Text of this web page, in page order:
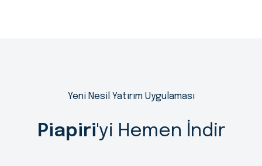
Yeni Nesil Yatırım Uygulaması
Piapiri'yi Hemen İndir